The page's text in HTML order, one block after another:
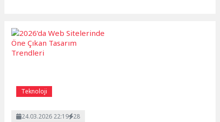
Teknoloji
24.03.2026 22:19 28